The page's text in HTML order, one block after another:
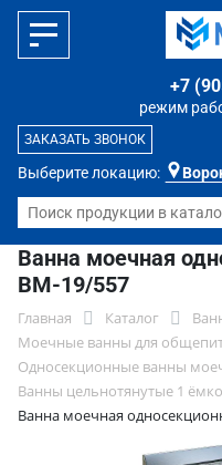
Выберите локацию:
режим
+7
ЗАКАЗАТЬ ЗВОНОК
Ванна моечная
ВМ-19/557
Главная Каталог
Моечные ванны для
Односекционные ванны
Ванны цельнотянутые 1
Ванна моечная